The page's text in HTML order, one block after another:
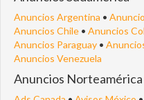
Anuncios Argentina •
Anuncios Chile • Anuncios
Anuncios Paraguay •
Anuncios Venezuela
Anuncios Norteamérica